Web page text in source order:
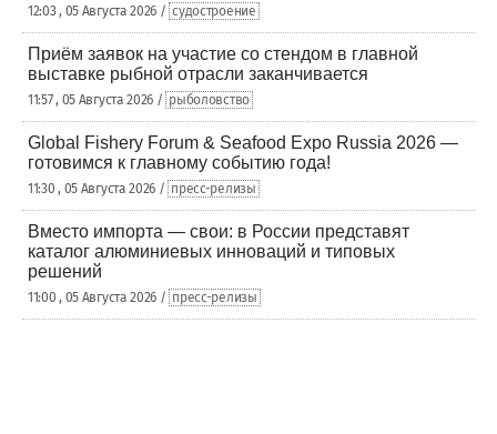
12:03 , 05 Августа 2026 / судостроение
Приём заявок на участие со стендом в главной
выставке рыбной отрасли заканчивается
11:57 , 05 Августа 2026 / рыболовство
Global Fishery Forum & Seafood Expo Russia 2026 —
готовимся к главному событию года!
11:30 , 05 Августа 2026 / пресс-релизы
Вместо импорта — свои: в России представят
каталог алюминиевых инноваций и типовых
решений
11:00 , 05 Августа 2026 / пресс-релизы